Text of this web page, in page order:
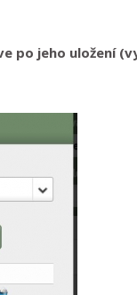
po jeho uložení